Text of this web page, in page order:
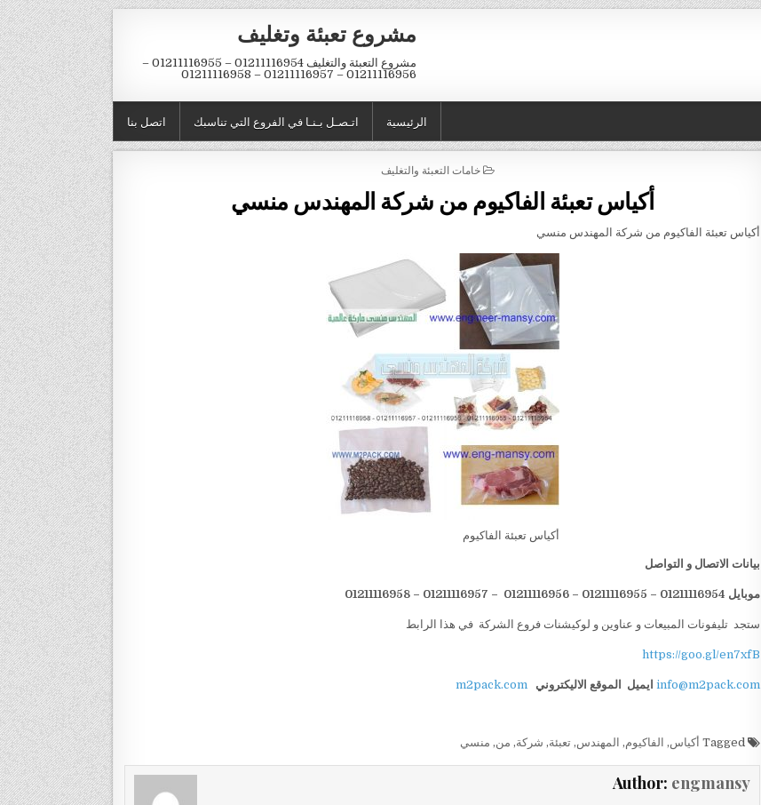
مشروع تعبئة وتغليف
مشروع التعبئة والتغليف 01211116954 – 01211116955 –
01211116956 – 01211116957 – 01211116958
اتصل بنا اتـصـل بـنـا في الفروع التي تناسبك الرئيسية
POSTED IN
خامات التعبئة والتغليف
أكياس تعبئة الفاكيوم من شركة المهندس منسي
أكياس تعبئة الفاكيوم من شركة المهندس منسي
أكياس تعبئة الفاكيوم
بيانات الاتصال و التواصل
موبايل 01211116954 – 01211116955 – 01211116956 – 01211116957 – 01211116958
ستجد تليفونات المبيعات و عناوين و لوكيشنات فروع الشركة في هذا الرابط
https://goo.gl/en7xfB
info@m2pack.comايميل الموقع الاليكتروني m2pack.com
Tagged أكياس, الفاكيوم, المهندس, تعبئة, شركة, من, منسي
Author: engmansy